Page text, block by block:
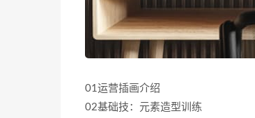
01运营插画介绍
02基础技：元素造型训练